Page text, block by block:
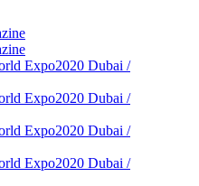
Expo2020 Dubai /
Expo2020 Dubai /
Expo2020 Dubai /
Expo2020 Dubai /